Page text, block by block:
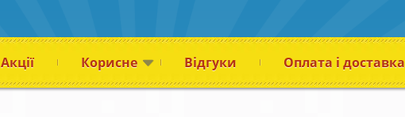
Акції Корисне Відгуки Оплата і доставка